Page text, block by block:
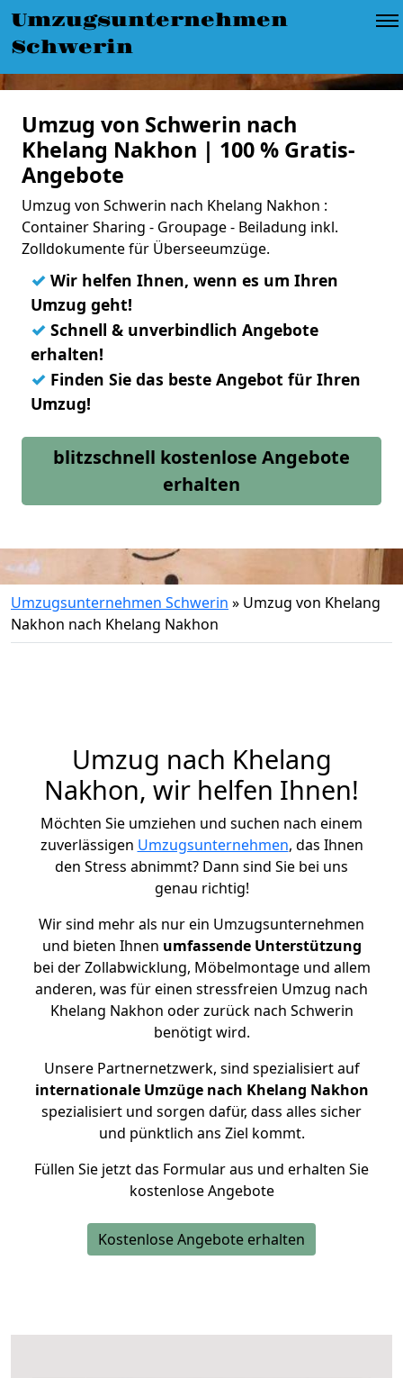
Umzugsunternehmen
Schwerin
Umzug von Schwerin nach
Khelang Nakhon | 100 % Gratis-
Angebote
Umzug von Schwerin nach Khelang Nakhon :
Container Sharing - Groupage - Beiladung inkl.
Zolldokumente für Überseeumzüge.
✓ Wir helfen Ihnen, wenn es um Ihren
Umzug geht!
✓ Schnell & unverbindlich Angebote
erhalten!
✓ Finden Sie das beste Angebot für Ihren
Umzug!
blitzschnell kostenlose Angebote
erhalten
Umzugsunternehmen Schwerin » Umzug von Khelang
Nakhon nach Khelang Nakhon
Umzug nach Khelang
Nakhon, wir helfen Ihnen!
Möchten Sie umziehen und suchen nach einem
zuverlässigen Umzugsunternehmen, das Ihnen
den Stress abnimmt? Dann sind Sie bei uns
genau richtig!
Wir sind mehr als nur ein Umzugsunternehmen
und bieten Ihnen umfassende Unterstützung
bei der Zollabwicklung, Möbelmontage und allem
anderen, was für einen stressfreien Umzug nach
Khelang Nakhon oder zurück nach Schwerin
benötigt wird.
Unsere Partnernetzwerk, sind spezialisiert auf
internationale Umzüge nach Khelang Nakhon
spezialisiert und sorgen dafür, dass alles sicher
und pünktlich ans Ziel kommt.
Füllen Sie jetzt das Formular aus und erhalten Sie
kostenlose Angebote
Kostenlose Angebote erhalten